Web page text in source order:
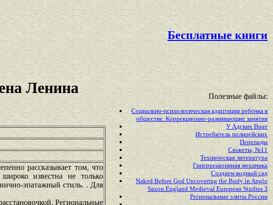
Бесплатные книги
Ленина
рассказывает том, что
известна не только
эпатажный стиль. . Для
Региональные
Полезные файлы:
Социально-психологическая адаптация ребенка в
обществе. Коррекционно-развивающие занятия
У Адских Врат
Истребитель полицейских
Перепады
Сюжеты, №11
Техническая литература
Гиперреактивная механика
Создаем водный сад
Naked Before God Uncovering the Body in Anglo
Saxon England Medieval European Studies 3
Региональные элиты России